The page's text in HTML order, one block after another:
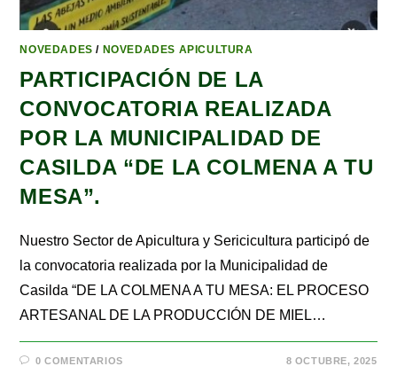
NOVEDADES / NOVEDADES APICULTURA
PARTICIPACIÓN DE LA
CONVOCATORIA REALIZADA
POR LA MUNICIPALIDAD DE
CASILDA “DE LA COLMENA A TU
MESA”.
Nuestro Sector de Apicultura y Sericicultura participó de
la convocatoria realizada por la Municipalidad de
Casilda “DE LA COLMENA A TU MESA: EL PROCESO
ARTESANAL DE LA PRODUCCIÓN DE MIEL…
0 COMENTARIOS 8 OCTUBRE, 2025